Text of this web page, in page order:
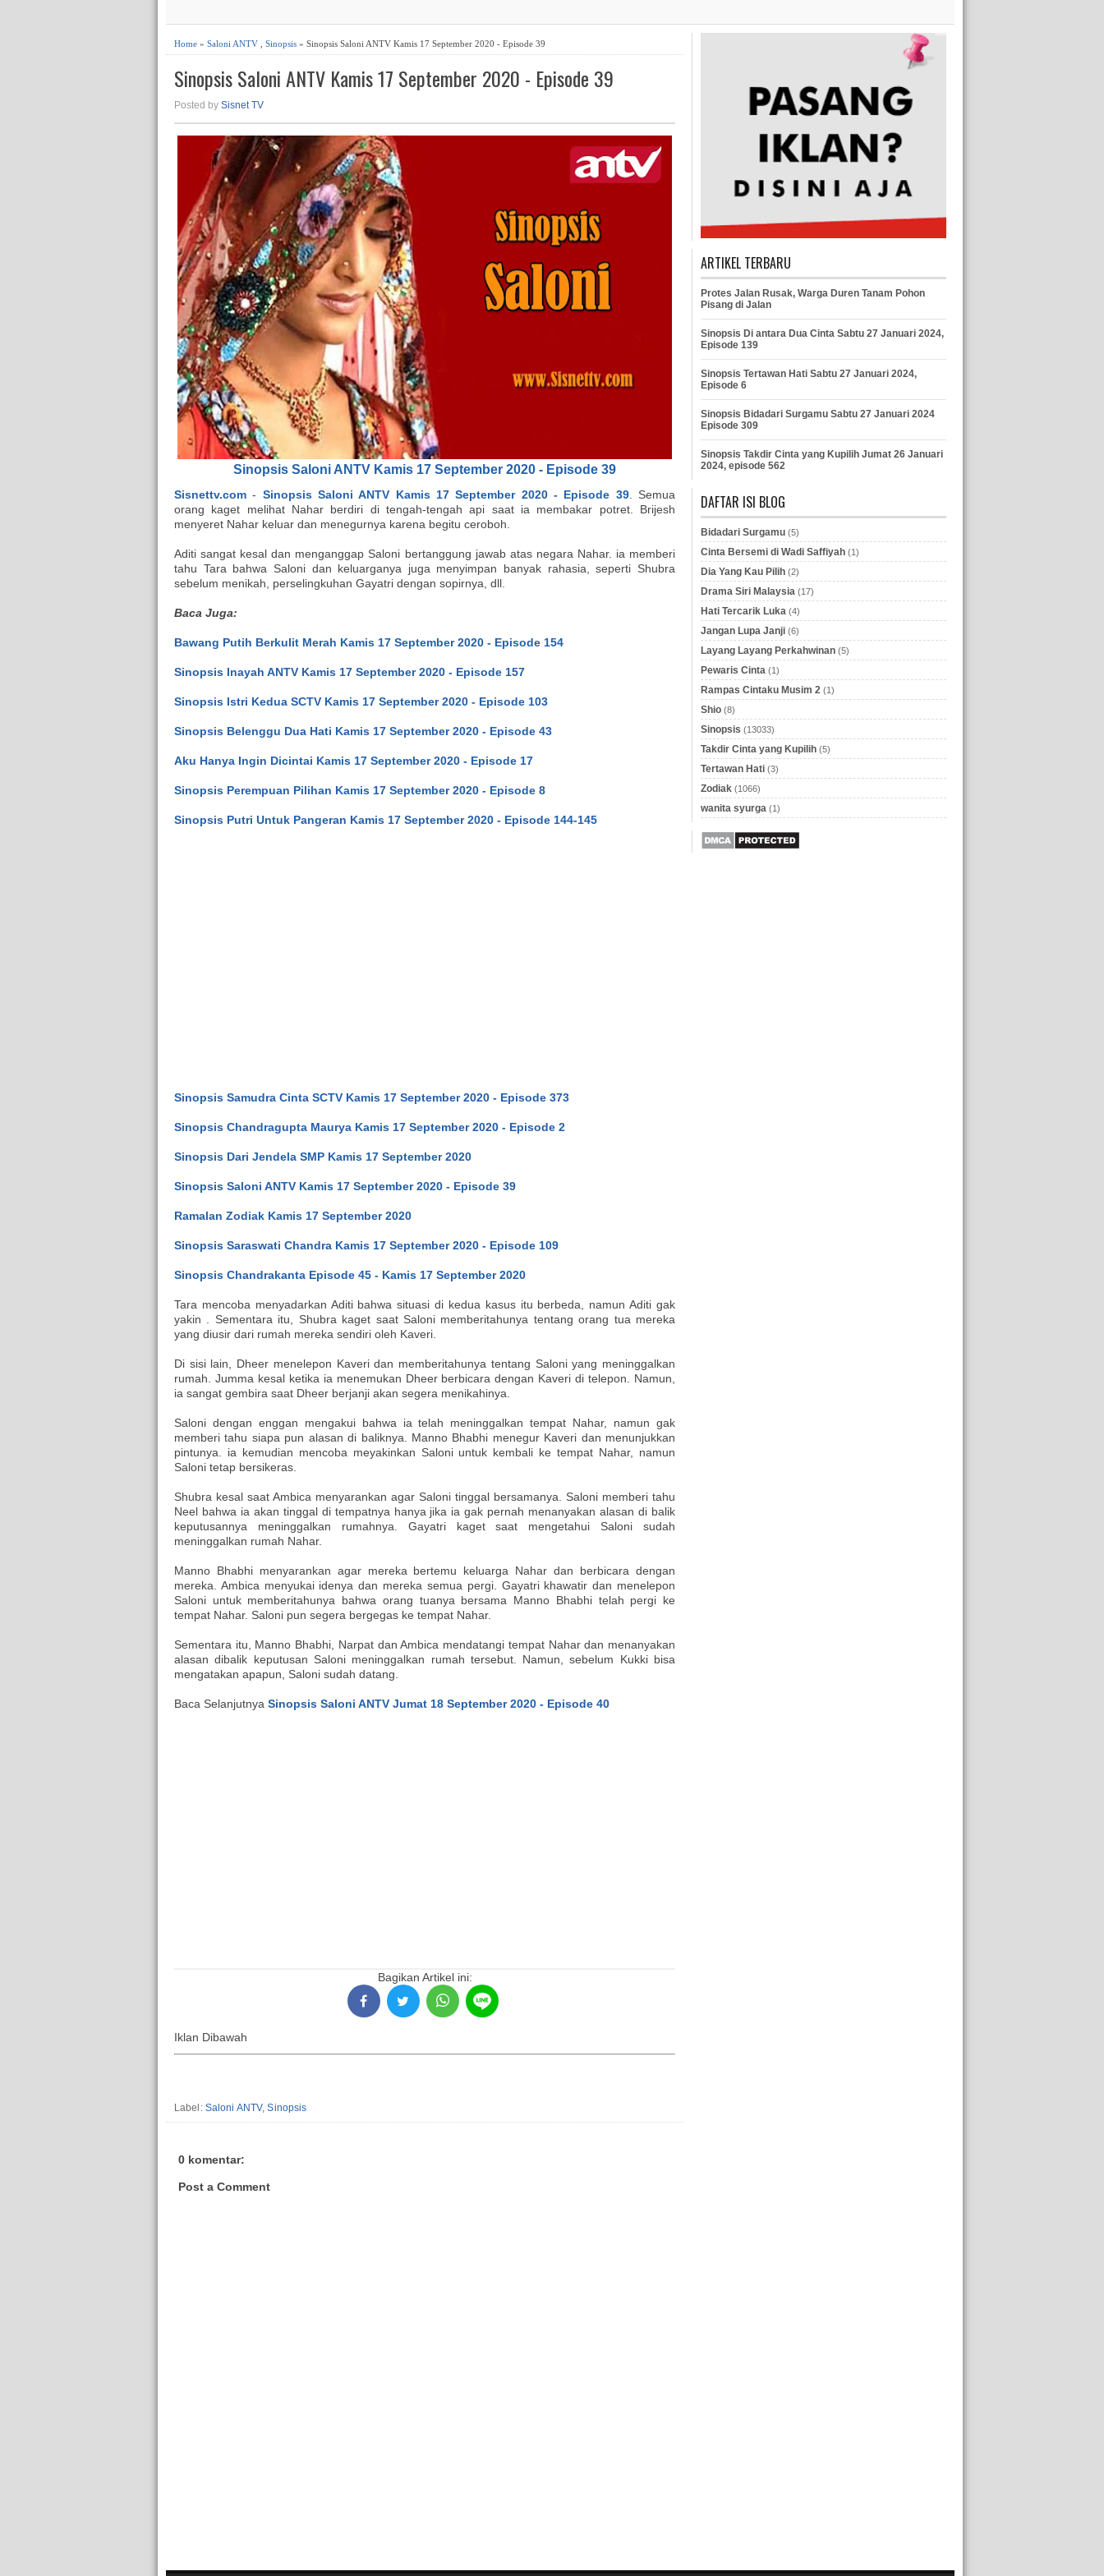
Home » Saloni ANTV Sinopsis » Sinopsis Saloni ANTV Kamis 17 September 2020 - Episode 39
Sinopsis Saloni ANTV Kamis 17 September 2020 - Episode 39
Posted by Sisnet TV
Sinopsis Saloni ANTV Kamis 17 September 2020 - Episode 39
Sisnettv.com - Sinopsis Saloni ANTV Kamis 17 September 2020 - Episode 39. Semua
orang kaget melihat Nahar berdiri di tengah-tengah api saat ia membakar potret. Brijesh
menyeret Nahar keluar dan menegurnya karena begitu ceroboh.
Aditi sangat kesal dan menganggap Saloni bertanggung jawab atas negara Nahar. ia memberi
tahu Tara bahwa Saloni dan keluarganya juga menyimpan banyak rahasia, seperti Shubra
sebelum menikah, perselingkuhan Gayatri dengan sopirnya, dll.
Baca Juga:
Bawang Putih Berkulit Merah Kamis 17 September 2020 - Episode 154
Sinopsis Inayah ANTV Kamis 17 September 2020 - Episode 157
Sinopsis Istri Kedua SCTV Kamis 17 September 2020 - Episode 103
Sinopsis Belenggu Dua Hati Kamis 17 September 2020 - Episode 43
Aku Hanya Ingin Dicintai Kamis 17 September 2020 - Episode 17
Sinopsis Perempuan Pilihan Kamis 17 September 2020 - Episode 8
Sinopsis Putri Untuk Pangeran Kamis 17 September 2020 - Episode 144-145
Sinopsis Samudra Cinta SCTV Kamis 17 September 2020 - Episode 373
Sinopsis Chandragupta Maurya Kamis 17 September 2020 - Episode 2
Sinopsis Dari Jendela SMP Kamis 17 September 2020
Sinopsis Saloni ANTV Kamis 17 September 2020 - Episode 39
Ramalan Zodiak Kamis 17 September 2020
Sinopsis Saraswati Chandra Kamis 17 September 2020 - Episode 109
Sinopsis Chandrakanta Episode 45 - Kamis 17 September 2020
Tara mencoba menyadarkan Aditi bahwa situasi di kedua kasus itu berbeda, namun Aditi gak
yakin . Sementara itu, Shubra kaget saat Saloni memberitahunya tentang orang tua mereka
yang diusir dari rumah mereka sendiri oleh Kaveri.
Di sisi lain, Dheer menelepon Kaveri dan memberitahunya tentang Saloni yang meninggalkan
rumah. Jumma kesal ketika ia menemukan Dheer berbicara dengan Kaveri di telepon. Namun,
ia sangat gembira saat Dheer berjanji akan segera menikahinya.
Saloni dengan enggan mengakui bahwa ia telah meninggalkan tempat Nahar, namun gak
memberi tahu siapa pun alasan di baliknya. Manno Bhabhi menegur Kaveri dan menunjukkan
pintunya. ia kemudian mencoba meyakinkan Saloni untuk kembali ke tempat Nahar, namun
Saloni tetap bersikeras.
Shubra kesal saat Ambica menyarankan agar Saloni tinggal bersamanya. Saloni memberi tahu
Neel bahwa ia akan tinggal di tempatnya hanya jika ia gak pernah menanyakan alasan di balik
keputusannya meninggalkan rumahnya. Gayatri kaget saat mengetahui Saloni sudah
meninggalkan rumah Nahar.
Manno Bhabhi menyarankan agar mereka bertemu keluarga Nahar dan berbicara dengan
mereka. Ambica menyukai idenya dan mereka semua pergi. Gayatri khawatir dan menelepon
Saloni untuk memberitahunya bahwa orang tuanya bersama Manno Bhabhi telah pergi ke
tempat Nahar. Saloni pun segera bergegas ke tempat Nahar.
Sementara itu, Manno Bhabhi, Narpat dan Ambica mendatangi tempat Nahar dan menanyakan
alasan dibalik keputusan Saloni meninggalkan rumah tersebut. Namun, sebelum Kukki bisa
mengatakan apapun, Saloni sudah datang.
Baca Selanjutnya Sinopsis Saloni ANTV Jumat 18 September 2020 - Episode 40
Bagikan Artikel ini:
Iklan Dibawah
Label: Saloni ANTV,Sinopsis
0 komentar:
Post a Comment
ARTIKEL TERBARU
Protes Jalan Rusak, Warga Duren Tanam Pohon
Pisang di Jalan
Sinopsis Di antara Dua Cinta Sabtu 27 Januari 2024,
Episode 139
Sinopsis Tertawan Hati Sabtu 27 Januari 2024,
Episode 6
Sinopsis Bidadari Surgamu Sabtu 27 Januari 2024
Episode 309
Sinopsis Takdir Cinta yang Kupilih Jumat 26 Januari
2024, episode 562
DAFTAR ISI BLOG
Bidadari Surgamu (5)
Cinta Bersemi di Wadi Saffiyah (1)
Dia Yang Kau Pilih (2)
Drama Siri Malaysia (17)
Hati Tercarik Luka (4)
Jangan Lupa Janji (6)
Layang Layang Perkahwinan (5)
Pewaris Cinta (1)
Rampas Cintaku Musim 2 (1)
Shio (8)
Sinopsis (13033)
Takdir Cinta yang Kupilih (5)
Tertawan Hati (3)
Zodiak (1066)
wanita syurga (1)